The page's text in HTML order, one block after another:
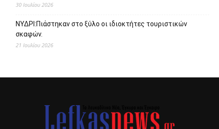
30 Ιουλίου 2026
ΝΥΔΡΙ:Πιάστηκαν στο ξύλο οι ιδιοκτήτες τουριστικών
σκαφών.
21 Ιουλίου 2026